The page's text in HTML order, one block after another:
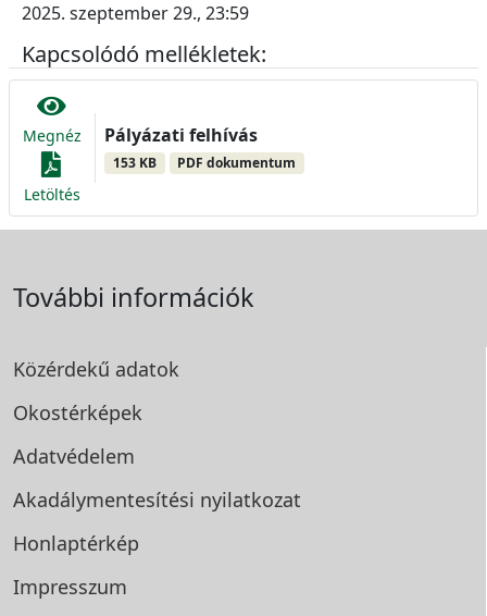
2025. szeptember 29., 23:59
Kapcsolódó mellékletek:
Megnéz
Letöltés
Pályázati felhívás
153 KB PDF dokumentum
További információk
Közérdekű adatok
Okostérképek
Adatvédelem
Akadálymentesítési nyilatkozat
Honlaptérkép
Impresszum